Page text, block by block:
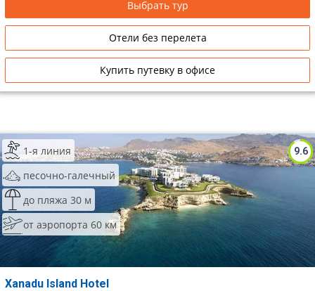
Выбрать тур
Отели без перелета
Купить путевку в офисе
9.6
1-я линия
песочно-галечный
до пляжа 30 м
от аэропорта 60 км
Xanadu Island Hotel